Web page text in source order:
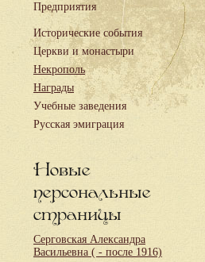
Предприятия
Исторические события
Церкви и монастыри
Некрополь
Награды
Учебные заведения
Русская эмиграция
Новые
персональные
страницы
Серговская Александра
Васильевна ( - после 1916)